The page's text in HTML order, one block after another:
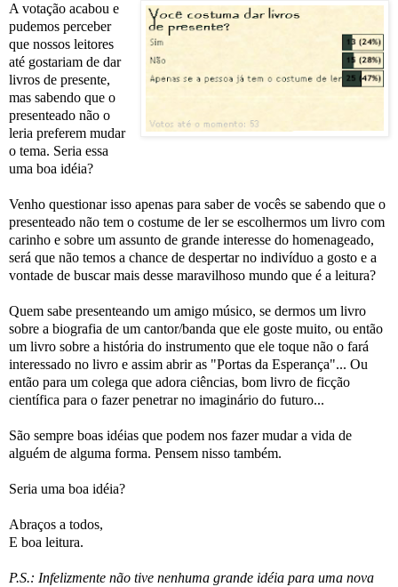
A votação acabou e
pudemos perceber
que nossos leitores
até gostariam de dar
livros de presente,
mas sabendo que o
presenteado não o
leria preferem mudar
o tema. Seria essa
uma boa idéia?
Venho questionar isso apenas para saber de vocês se sabendo que o
presenteado não tem o costume de ler se escolhermos um livro com
carinho e sobre um assunto de grande interesse do homenageado,
será que não temos a chance de despertar no indivíduo a gosto e a
vontade de buscar mais desse maravilhoso mundo que é a leitura?
Quem sabe presenteando um amigo músico, se dermos um livro
sobre a biografia de um cantor/banda que ele goste muito, ou então
um livro sobre a história do instrumento que ele toque não o fará
interessado no livro e assim abrir as "Portas da Esperança"... Ou
então para um colega que adora ciências, bom livro de ficção
científica para o fazer penetrar no imaginário do futuro...
São sempre boas idéias que podem nos fazer mudar a vida de
alguém de alguma forma. Pensem nisso também.
Seria uma boa idéia?
Abraços a todos,
E boa leitura.
P.S.: Infelizmente não tive nenhuma grande idéia para uma nova